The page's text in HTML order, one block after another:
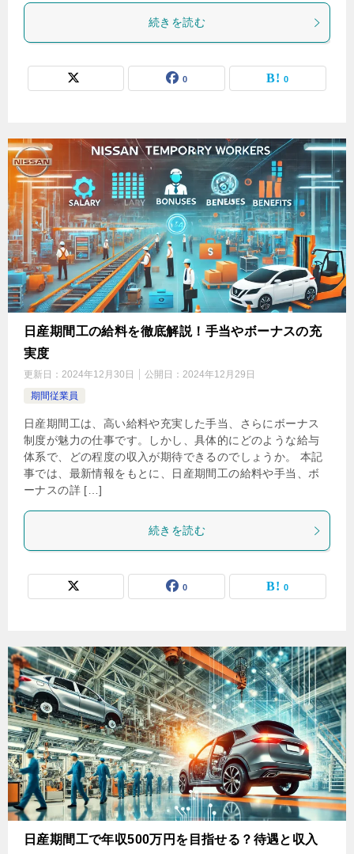
続きを読む
0 0
日産期間工の給料を徹底解説！手当やボーナスの充
実度
更新日： 2024年12月30日 公開日： 2024年12月29日
期間従業員
日産期間工は、高い給料や充実した手当、さらにボーナス
制度が魅力の仕事です。しかし、具体的にどのような給与
体系で、どの程度の収入が期待できるのでしょうか。 本記
事では、最新情報をもとに、日産期間工の給料や手当、ボ
ーナスの詳 […]
続きを読む
0 0
日産期間工で年収500万円を目指せる？待遇と収入